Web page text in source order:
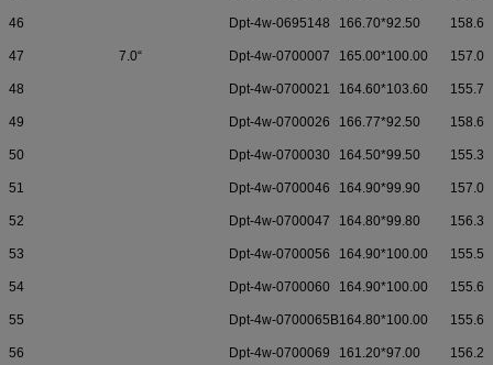
46 Dpt-4w-0695148 166.70*92.50
47 7.0“ Dpt-4w-0700007 165.00*100.00
48 Dpt-4w-0700021 164.60*103.60
49 Dpt-4w-0700026 166.77*92.50
50 Dpt-4w-0700030 164.50*99.50
51 Dpt-4w-0700046 164.90*99.90
52 Dpt-4w-0700047 164.80*99.80
53 Dpt-4w-0700056 164.90*100.00
54 Dpt-4w-0700060 164.90*100.00
55 Dpt-4w-0700065B164.80*100.00
56 Dpt-4w-0700069 161.20*97.00